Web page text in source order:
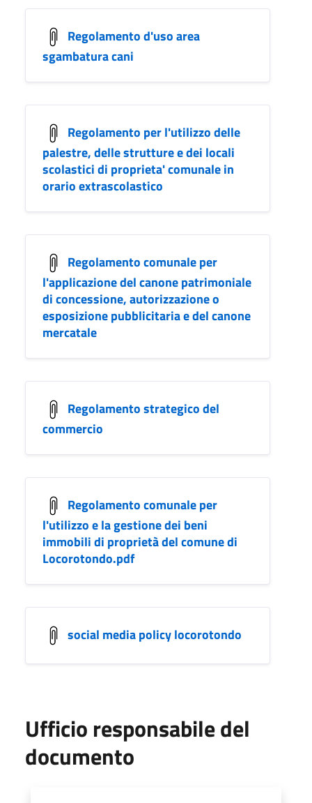
Regolamento d'uso area
sgambatura cani
Regolamento per l'utilizzo delle
palestre, delle strutture e dei locali
scolastici di proprieta' comunale in
orario extrascolastico
Regolamento comunale per
l'applicazione del canone patrimoniale
di concessione, autorizzazione o
esposizione pubblicitaria e del canone
mercatale
Regolamento strategico del
commercio
Regolamento comunale per
l'utilizzo e la gestione dei beni
immobili di proprietà del comune di
Locorotondo.pdf
social media policy locorotondo
Ufficio responsabile del
documento